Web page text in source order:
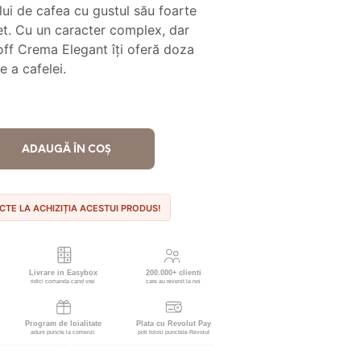
lei.
de cafea cu gustul său foarte
Cu un caracter complex, dar
Crema Elegant îți oferă doza
a cafelei.
ADAUGĂ ÎN COȘ
LA ACHIZIȚIA ACESTUI PRODUS!